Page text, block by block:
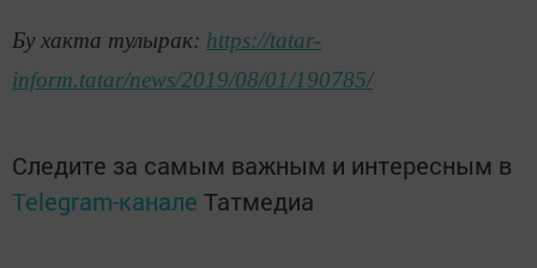
Бу хакта тулырак: https://tatar-
inform.tatar/news/2019/08/01/190785/
Следите за самым важным и интересным в
Telegram-канале Татмедиа